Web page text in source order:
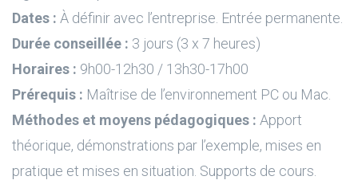
Dates : À définir avec l’entreprise. Entrée permanente.
Durée conseillée : 3 jours (3 x 7 heures)
Horaires : 9h00-12h30 / 13h30-17h00
Prérequis : Maîtrise de l’environnement PC ou Mac.
Méthodes et moyens pédagogiques : Apport
théorique, démonstrations par l’exemple, mises en
pratique et mises en situation. Supports de cours.